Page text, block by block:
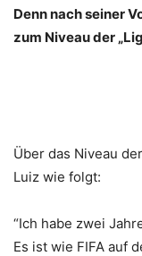
Denn nach seiner
zum Niveau der
Über das Niveau
Luiz wie folgt:
“Ich habe zwei
Es ist wie FIFA auf